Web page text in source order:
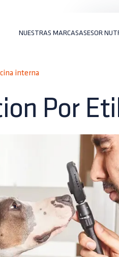
NUESTRAS MARCASASESOR
interna
Por